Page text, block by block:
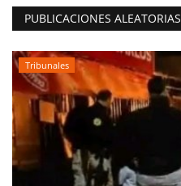
PUBLICACIONES ALEATORIAS
Tribunales